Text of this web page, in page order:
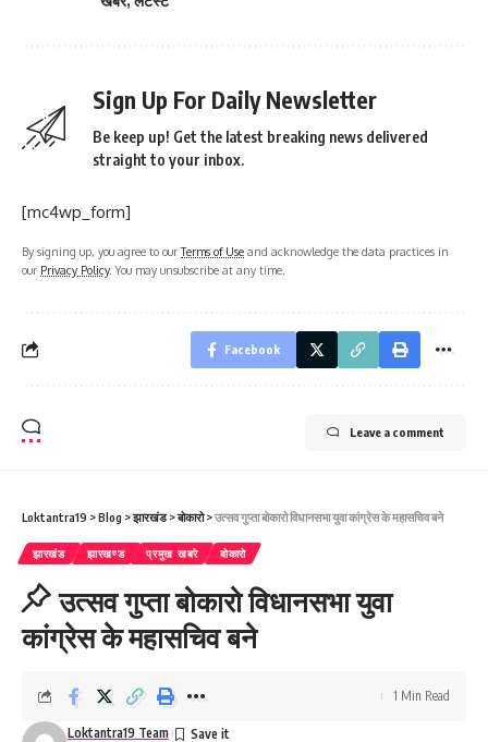
Sign Up For Daily Newsletter
Be keep up! Get the latest breaking news delivered
straight to your inbox.
[mc4wp_form]
By signing up, you agree to ourTerms of Use and acknowledge the data practices in
our Privacy Policy. You may unsubscribe at any time.
Facebook
Leave a comment
Loktantra19 >Blog >झारखंड>बोकारो>उत्सव गुप्ता बोकारो विधानसभा युवा कांग्रेस के महासचिव बने
झारखंड झारखण्ड प्रमुख खबरे बोकारो
उत्सव गुप्ता बोकारो विधानसभा युवा
कांग्रेस के महासचिव बने
Loktantra19 Team
1 Min Read